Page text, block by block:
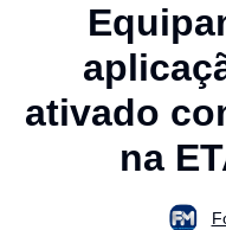
ativado
na